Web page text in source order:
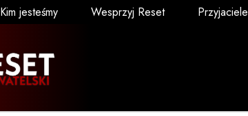
Kim jesteśmy Wesprzyj Reset Przyjaciele